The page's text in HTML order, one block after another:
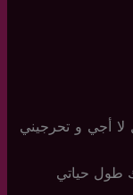
أجي و تحرجيني
طول حياتي